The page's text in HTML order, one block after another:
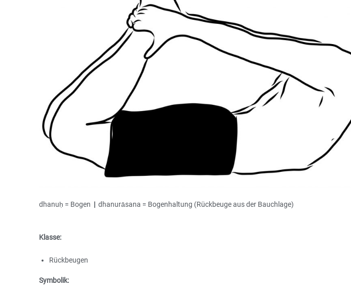
dhanuḥ = Bogen | dhanurāsana = Bogenhaltung (Rückbeuge aus der Bauchlage)
Klasse:
Rückbeugen
Symbolik: